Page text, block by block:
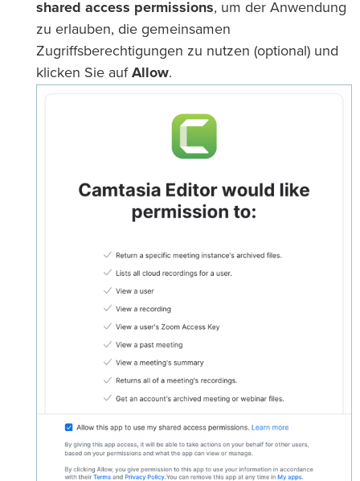
shared access permissions, um der Anwendung
zu erlauben, die gemeinsamen
Zugriffsberechtigungen zu nutzen (optional) und
klicken Sie auf Allow.